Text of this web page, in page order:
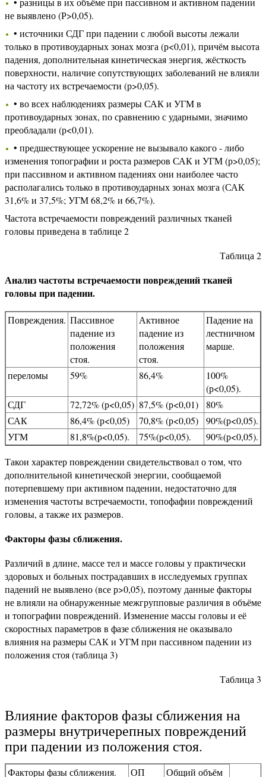
не выявлено (Р>0,05).
• источники СДГ при падении с любой высоты лежали
только в противоударных зонах мозга (р<0,01), причём высота
падения, дополнительная кинетическая энергия, жёсткость
поверхности, наличие сопутствующих заболеваний не влияли
на частоту их встречаемости (р>0,05).
• во всех наблюдениях размеры САК и УГМ в
противоударных зонах, по сравнению с ударными, значимо
преобладали (р<0,01).
• предшествующее ускорение не вызывало какого - либо
изменения топографии и роста размеров САК и УГМ (р>0,05);
при пассивном и активном падениях они наиболее часто
располагались только в противоударных зонах мозга (САК
31,6% и 37,5%; УГМ 68,2% и 66,7%).
Частота встречаемости повреждений различных тканей
головы приведена в таблице 2
Таблица 2
Анализ частоты встречаемости повреждений тканей
головы при падении.
Повреждения. Пассивное
падение из
положения
стоя.
Активное
падение из
положения
стоя.
Падение на
лестничном
марше.
переломы 59% 86,4%
100%
(р<0,05).
СДГ
72,72% (р<0,05) 87,5% (р<0,01)
80%
САК
86,4% (р<0,05) 70,8% (р<0,05)
90%(р<0,05).
УГМ
81,8%(р<0,05). 75%(р<0,05).
90%(р<0,05).
Такои характер повреждении свидетельствовал о том, что
дополнительной кинетической энергии, сообщаемой
потерпевшему при активном падении, недостаточно для
изменения частоты встречаемости, топофафии повреждений
головы, а также их размеров.
Факторы фазы сближения.
Различий в длине, массе тел и массе головы у практически
здоровых и больных пострадавших в исследуемых группах
падений не выявлено (все р>0,05), поэтому данные факторы
не влияли на обнаруженные межгрупповые различия в объёме
и топографии повреждений. Изменение массы головы и её
скоростных параметров в фазе сближения не оказывало
влияния на размеры САК и УГМ при пассивном падении из
положения стоя (таблица 3)
Таблица 3
Влияние факторов фазы сближения на
размеры внутричерепных повреждений
при падении из положения стоя.
Факторы фазы сближения.
ОП
Общий объём